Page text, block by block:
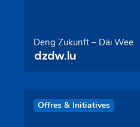
Deng Zukunft – Däi Wee
dzdw.lu
Offres & Initiatives